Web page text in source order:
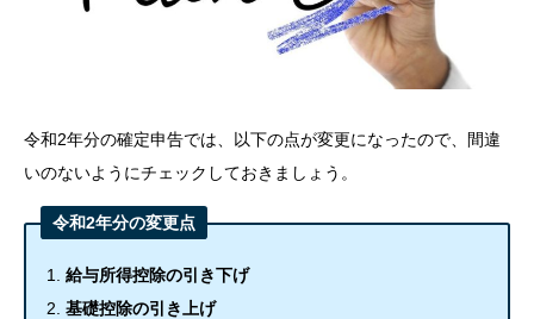
令和2年分の確定申告では、以下の点が変更になったので、間違
いのないようにチェックしておきましょう。
令和2年分の変更点
給与所得控除の引き下げ
基礎控除の引き上げ